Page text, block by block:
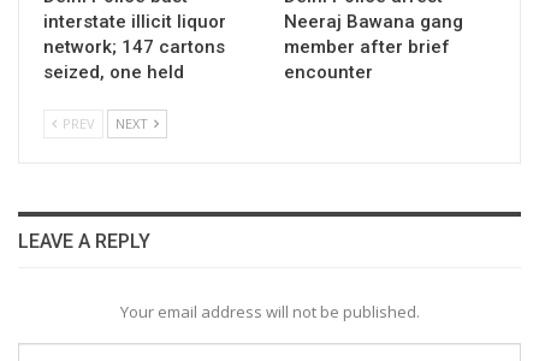
interstate illicit liquor
network; 147 cartons
seized, one held
Neeraj Bawana gang
member after brief
encounter
PREV NEXT
LEAVE A REPLY
Your email address will not be published.